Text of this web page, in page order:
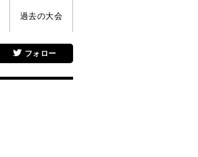
過去の大会
フォロー